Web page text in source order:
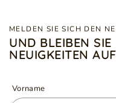
MELDEN SIE SICH DEN
UND BLEIBEN SIE
NEUIGKEITEN
Vorname